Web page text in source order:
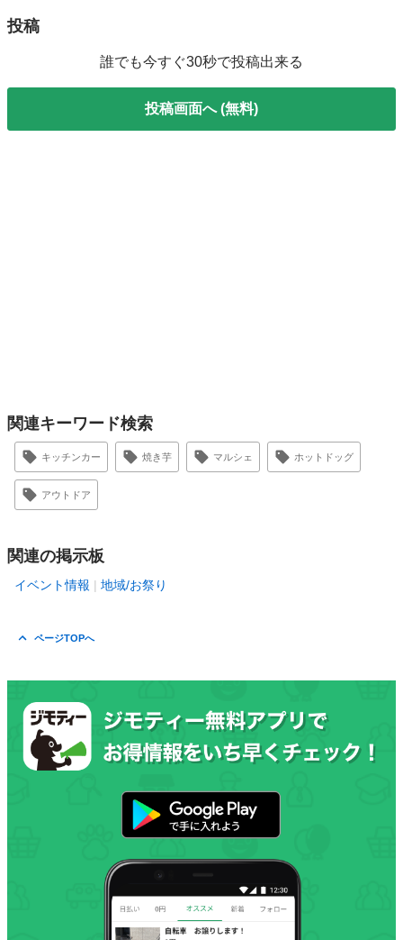
投稿
誰でも今すぐ30秒で投稿出来る
投稿画面へ (無料)
関連キーワード検索
キッチンカー 焼き芋 マルシェ ホットドッグ
アウトドア
関連の掲示板
イベント情報 地域/お祭り
ページTOPへ